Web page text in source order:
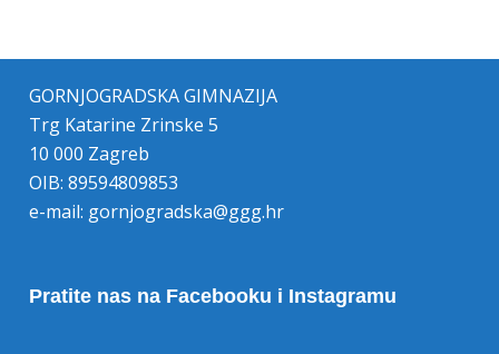
GORNJOGRADSKA GIMNAZIJA
Trg Katarine Zrinske 5
10 000 Zagreb
OIB: 89594809853
e-mail: gornjogradska@ggg.hr
Pratite nas na Facebooku i Instagramu